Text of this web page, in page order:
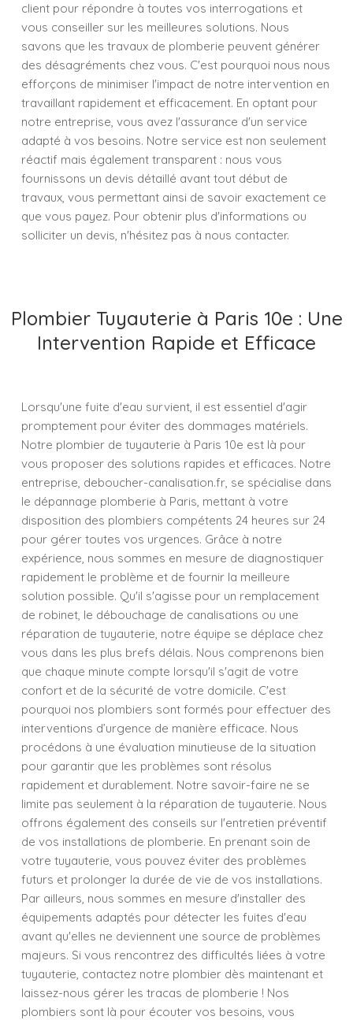
client pour répondre à toutes vos interrogations et
vous conseiller sur les meilleures solutions. Nous
savons que les travaux de plomberie peuvent générer
des désagréments chez vous. C'est pourquoi nous nous
efforçons de minimiser l'impact de notre intervention en
travaillant rapidement et efficacement. En optant pour
notre entreprise, vous avez l'assurance d'un service
adapté à vos besoins. Notre service est non seulement
réactif mais également transparent : nous vous
fournissons un devis détaillé avant tout début de
travaux, vous permettant ainsi de savoir exactement ce
que vous payez. Pour obtenir plus d'informations ou
solliciter un devis, n'hésitez pas à nous contacter.
Plombier Tuyauterie à Paris 10e : Une
Intervention Rapide et Efficace
Lorsqu'une fuite d'eau survient, il est essentiel d'agir
promptement pour éviter des dommages matériels.
Notre plombier de tuyauterie à Paris 10e est là pour
vous proposer des solutions rapides et efficaces. Notre
entreprise, deboucher-canalisation.fr, se spécialise dans
le dépannage plomberie à Paris, mettant à votre
disposition des plombiers compétents 24 heures sur 24
pour gérer toutes vos urgences. Grâce à notre
expérience, nous sommes en mesure de diagnostiquer
rapidement le problème et de fournir la meilleure
solution possible. Qu'il s'agisse pour un remplacement
de robinet, le débouchage de canalisations ou une
réparation de tuyauterie, notre équipe se déplace chez
vous dans les plus brefs délais. Nous comprenons bien
que chaque minute compte lorsqu'il s'agit de votre
confort et de la sécurité de votre domicile. C'est
pourquoi nos plombiers sont formés pour effectuer des
interventions d’urgence de manière efficace. Nous
procédons à une évaluation minutieuse de la situation
pour garantir que les problèmes sont résolus
rapidement et durablement. Notre savoir-faire ne se
limite pas seulement à la réparation de tuyauterie. Nous
offrons également des conseils sur l'entretien préventif
de vos installations de plomberie. En prenant soin de
votre tuyauterie, vous pouvez éviter des problèmes
futurs et prolonger la durée de vie de vos installations.
Par ailleurs, nous sommes en mesure d'installer des
équipements adaptés pour détecter les fuites d'eau
avant qu'elles ne deviennent une source de problèmes
majeurs. Si vous rencontrez des difficultés liées à votre
tuyauterie, contactez notre plombier dès maintenant et
laissez-nous gérer les tracas de plomberie ! Nos
plombiers sont là pour écouter vos besoins, vous